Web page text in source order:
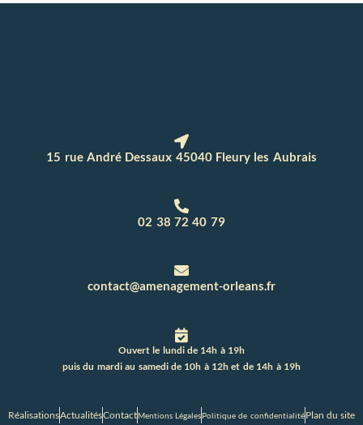
15 rue André Dessaux 45040 Fleury les Aubrais
02 38 72 40 79
contact@amenagement-orleans.fr
Ouvert le lundi de 14h à 19h
puis du mardi au samedi de 10h à 12h et de 14h à 19h
RéalisationsActualitésContactMentions LégalesPolitique de confidentialitéPlan du site